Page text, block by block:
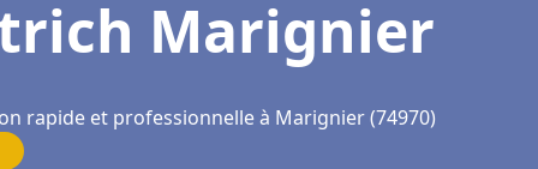
Marignier
rapide et professionnelle à Marignier (74970)